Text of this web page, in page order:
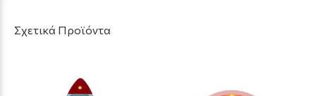
Σχετικά Προϊόντα